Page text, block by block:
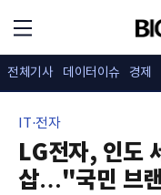
전체기사 데이터이슈 경제
IT·전자
LG전자, 인도
삽…"국민 브